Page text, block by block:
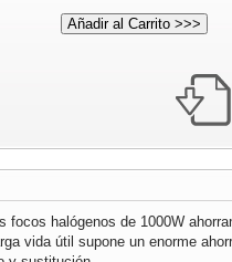
focos halógenos de 1000W
vida útil supone un enorme